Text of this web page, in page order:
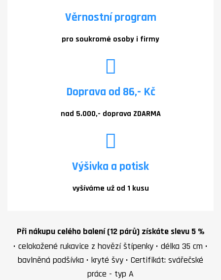
Věrnostní program
pro soukromé osoby i firmy
Doprava od 86,- Kč
nad 5.000,- doprava ZDARMA
Výšivka a potisk
vyšíváme už od 1 kusu
Při nákupu celého balení (12 párů) získáte slevu 5 %
• celokožené rukavice z hovězí štípenky • délka 35 cm •
bavlněná podšívka • kryté švy • Certifikát: svářečské
práce - typ A